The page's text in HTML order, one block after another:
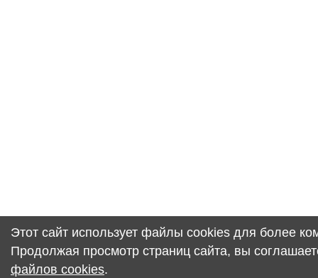
Этот сайт использует файлы cookies для более
Продолжая просмотр страниц сайта, вы
файлов cookies.